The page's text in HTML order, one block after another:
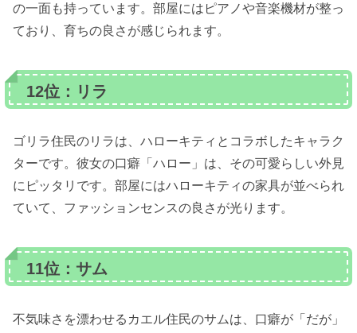
の一面も持っています。部屋にはピアノや音楽機材が整っ
ており、育ちの良さが感じられます。
12位：リラ
ゴリラ住民のリラは、ハローキティとコラボしたキャラク
ターです。彼女の口癖「ハロー」は、その可愛らしい外見
にピッタリです。部屋にはハローキティの家具が並べられ
ていて、ファッションセンスの良さが光ります。
11位：サム
不気味さを漂わせるカエル住民のサムは、口癖が「だが」